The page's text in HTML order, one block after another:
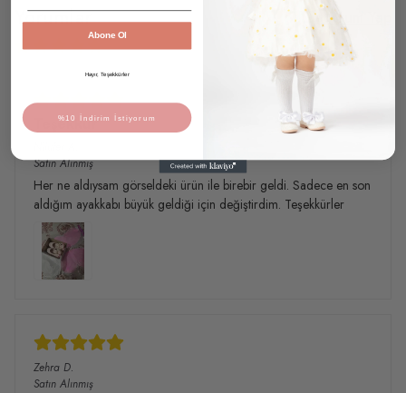
Yorumlar Yorum Yap
21 değerlendirmeye göre
Teşekkür
Satın Alınmış
Her ne aldıysam görseldeki ürün ile birebir geldi. Sadece en son
aldığım ayakkabı büyük geldiği için değiştirdim. Teşekkürler
Zehra D.
Satın Alınmış
Abone Ol
Hayır, Teşekkürler
%10 İndirim İstiyorum